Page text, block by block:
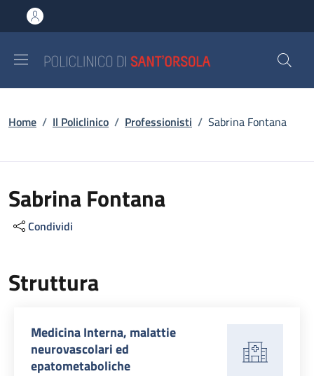
al contenuto principale
to footer content
Briciole di pane
Home / Il Policlinico / Professionisti / Sabrina Fontana
Sabrina Fontana
Condividi
Struttura
Medicina Interna, malattie
neurovascolari ed
epatometaboliche